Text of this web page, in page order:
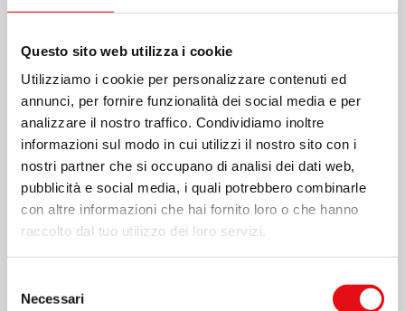
Questo sito web utilizza i cookie
Utilizziamo i cookie per personalizzare contenuti ed
annunci, per fornire funzionalità dei social media e per
analizzare il nostro traffico. Condividiamo inoltre
informazioni sul modo in cui utilizzi il nostro sito con i
nostri partner che si occupano di analisi dei dati web,
pubblicità e social media, i quali potrebbero combinarle
con altre informazioni che hai fornito loro o che hanno
raccolto dal tuo utilizzo dei loro servizi.
delNecessari
Presenza che la cerca amorosamente per fare
amicizia. Dopo molti anni senza risultati nel
tentativo di “concordare questi due contrari” (Dio e
il mondo), si abbandona con fiducia nelle braccia di
Cristo. A partire da questo momento, Dio prende il
timone della sua vita e la fa camminare verso la
Da questa esperienza sorge la spiritualità teresiana.